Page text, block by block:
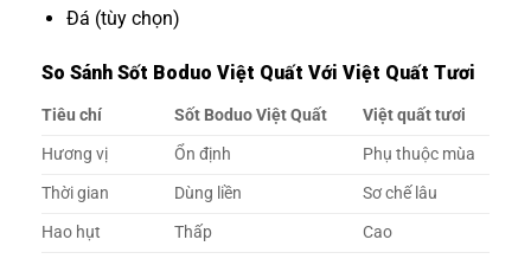
Đá (tùy chọn)
So Sánh Sốt Boduo Việt Quất Với Việt Quất Tươi
Tiêu chí Sốt Boduo Việt Quất
Việt quất tươi
Hương vị
Ổn định
Phụ thuộc mùa
Thời gian
Dùng liền
Sơ chế lâu
Hao hụt
Thấp
Cao